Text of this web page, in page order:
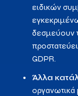
ειδικών
δεσμεύουν
GDPR.
Άλλα
οργανωτικά